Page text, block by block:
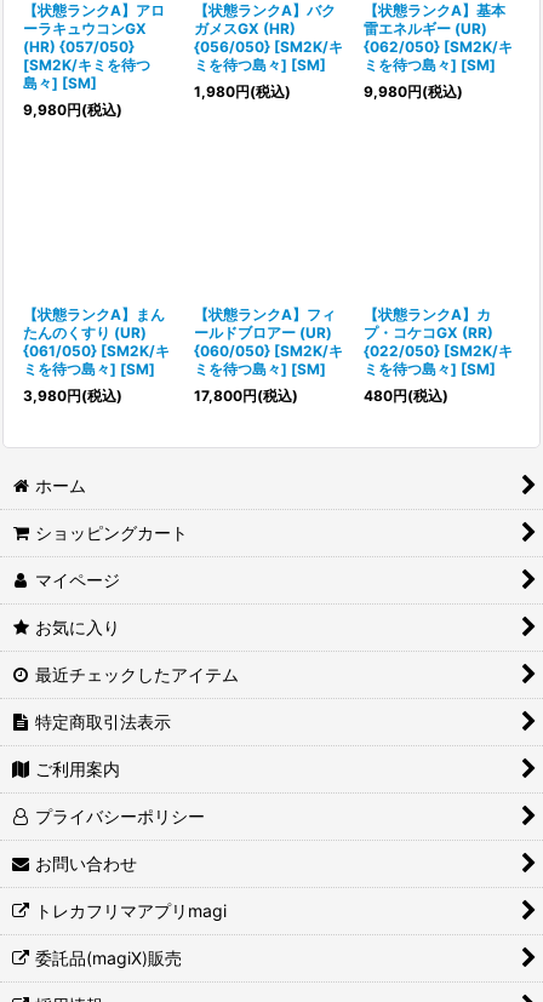
【状態ランクA】アロ
ーラキュウコンGX
(HR) {057/050}
[SM2K/キミを待つ
島々] [SM]
9,980円(税込)
【状態ランクA】バク
ガメスGX (HR)
{056/050} [SM2K/キ
ミを待つ島々] [SM]
1,980円(税込)
【状態ランクA】基本
雷エネルギー (UR)
{062/050} [SM2K/キ
ミを待つ島々] [SM]
9,980円(税込)
【状態ランクA】まん
たんのくすり (UR)
{061/050} [SM2K/キ
ミを待つ島々] [SM]
3,980円(税込)
【状態ランクA】フィ
ールドブロアー (UR)
{060/050} [SM2K/キ
ミを待つ島々] [SM]
17,800円(税込)
【状態ランクA】カ
プ・コケコGX (RR)
{022/050} [SM2K/キ
ミを待つ島々] [SM]
480円(税込)
ホーム
ショッピングカート
マイページ
お気に入り
最近チェックしたアイテム
特定商取引法表示
ご利用案内
プライバシーポリシー
お問い合わせ
トレカフリマアプリmagi
委託品(magiX)販売